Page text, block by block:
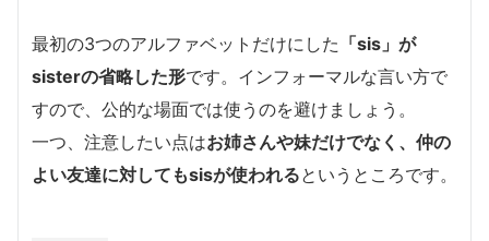
最初の3つのアルファベットだけにした 「sis」が
sisterの省略した形です。インフォーマルな言い方で
すので、公的な場面では使うのを避けましょう。
一つ、注意したい点はお姉さんや妹だけでなく、仲の
よい友達に対してもsisが使われるというところです。